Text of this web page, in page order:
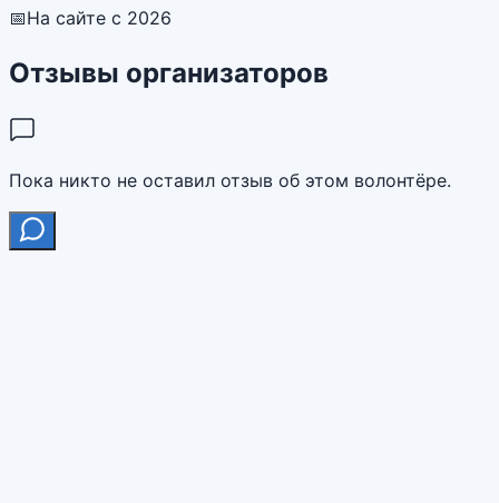
📅На сайте с 2026
Отзывы организаторов
Пока никто не оставил отзыв об этом волонтёре.